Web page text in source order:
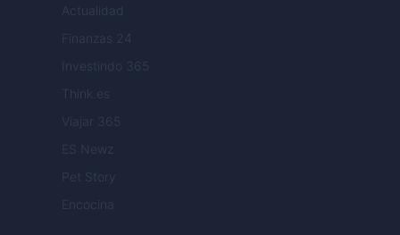
Actualidad
Finanzas 24
Investindo 365
Think.es
Viajar 365
ES Newz
Pet Story
Encocina